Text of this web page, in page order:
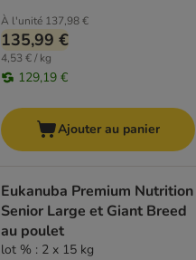
À l'unité 137,98 €
135,99 €
4,53 € / kg
129,19 €
Ajouter au panier
Eukanuba Premium Nutrition
Senior Large et Giant Breed
au poulet
lot % : 2 x 15 kg